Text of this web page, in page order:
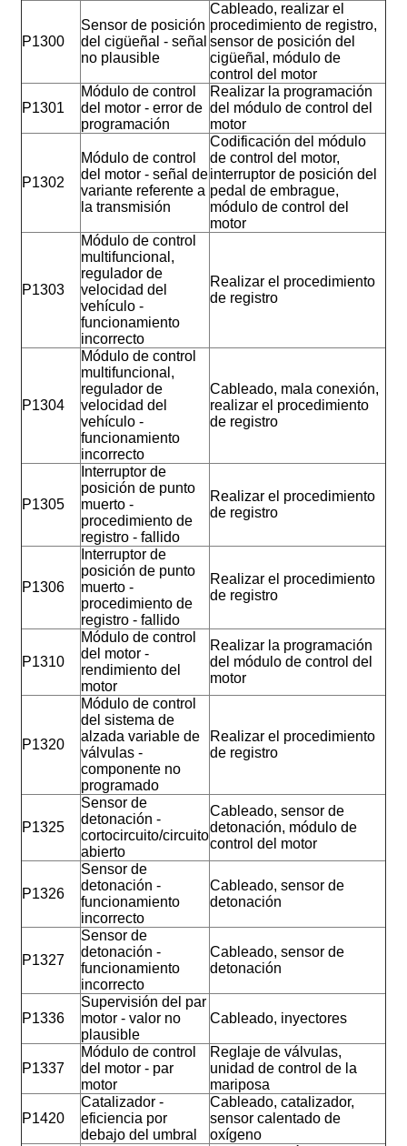
P1300
Sensor de posición
del cigüeñal - señal
no plausible
Cableado, realizar el
procedimiento de registro,
sensor de posición del
cigüeñal, módulo de
control del motor
P1301
Módulo de control
del motor - error de
programación
Realizar la programación
del módulo de control del
motor
P1302
Módulo de control
del motor - señal de
variante referente a
la transmisión
Codificación del módulo
de control del motor,
interruptor de posición del
pedal de embrague,
módulo de control del
motor
P1303
Módulo de control
multifuncional,
regulador de
velocidad del
vehículo -
funcionamiento
incorrecto
Realizar el procedimiento
de registro
P1304
Módulo de control
multifuncional,
regulador de
velocidad del
vehículo -
funcionamiento
incorrecto
Cableado, mala conexión,
realizar el procedimiento
de registro
P1305
Interruptor de
posición de punto
muerto -
procedimiento de
registro - fallido
Realizar el procedimiento
de registro
P1306
Interruptor de
posición de punto
muerto -
procedimiento de
registro - fallido
Realizar el procedimiento
de registro
P1310
Módulo de control
del motor -
rendimiento del
motor
Realizar la programación
del módulo de control del
motor
P1320
Módulo de control
del sistema de
alzada variable de
válvulas -
componente no
programado
Realizar el procedimiento
de registro
P1325
Sensor de
detonación -
cortocircuito/circuito
abierto
Cableado, sensor de
detonación, módulo de
control del motor
P1326
Sensor de
detonación -
funcionamiento
incorrecto
Cableado, sensor de
detonación
P1327
Sensor de
detonación -
funcionamiento
incorrecto
Cableado, sensor de
detonación
P1336
Supervisión del par
motor - valor no
plausible
Cableado, inyectores
P1337
Módulo de control
del motor - par
motor
Reglaje de válvulas,
unidad de control de la
mariposa
P1420
Catalizador -
eficiencia por
debajo del umbral
Cableado, catalizador,
sensor calentado de
oxígeno